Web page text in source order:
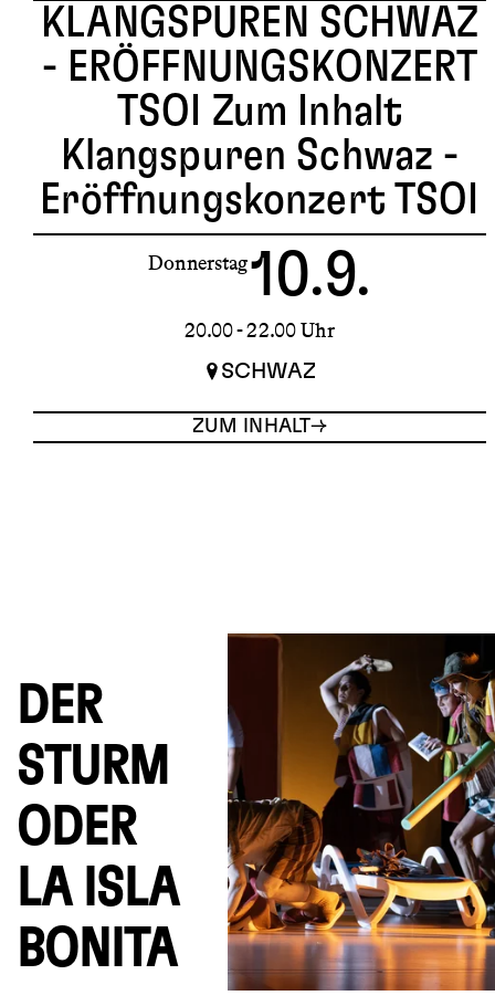
KLANGSPUREN SCHWAZ
- ERÖFFNUNGSKONZERT
TSOI Zum Inhalt
Klangspuren Schwaz -
Eröffnungskonzert TSOI
Donnerstag10.9.
20.00 - 22.00 Uhr
SCHWAZ
ZUM INHALT
DER
STURM
ODER
LA ISLA
BONITA